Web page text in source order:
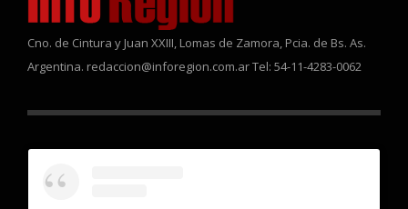
Cno. de Cintura y Juan XXIII, Lomas de Zamora, Pcia. de Bs. As.
Argentina. redaccion@inforegion.com.ar Tel: 54-11-4283-0062